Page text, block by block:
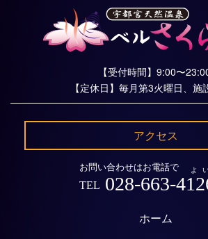
【受付時間】9:00〜
【定休日】毎月第3火曜日、施
アクセス
お問い合わせはお電話で よ
TEL 028-663-
ホーム